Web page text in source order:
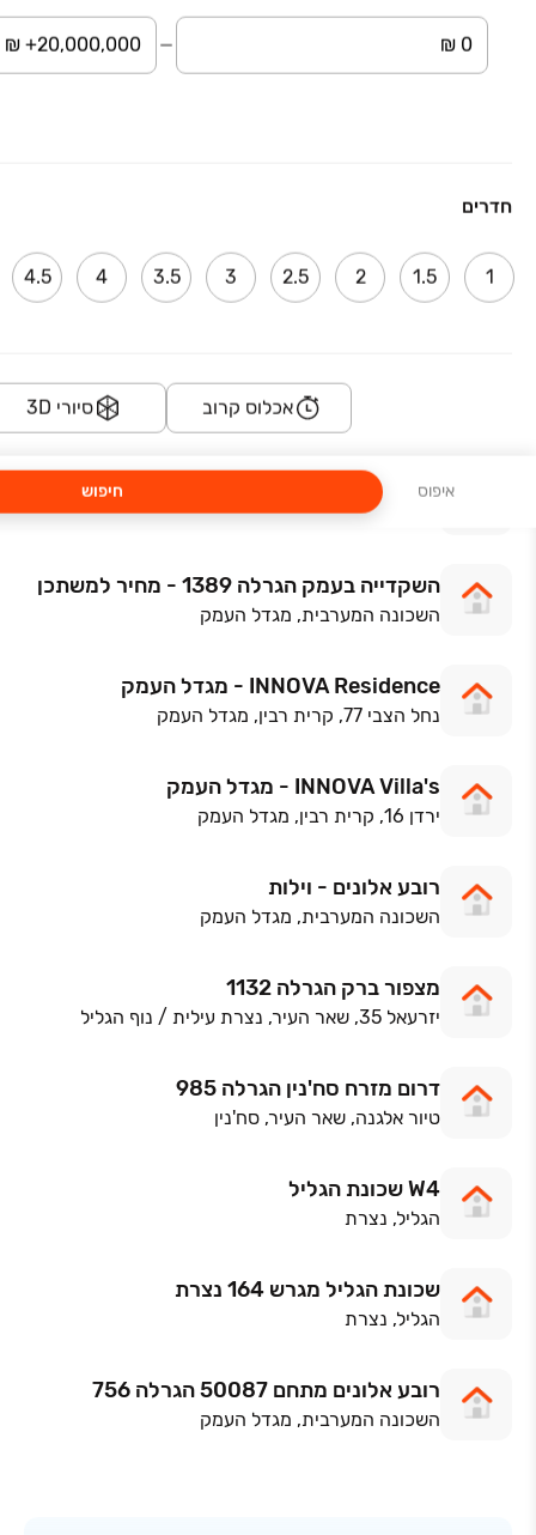
חדרים
1
1.5
2
2.5
3
3.5
4
4.5
אכלוס קרוב סיורי 3D
איפוס חיפוש
דונה בחריש 2 - שכונת הפרחים
לוטם 7, הפרחים, חריש
TOP גליל
הצלף, הר יונה ב', נוף הגליל
2-4 חדרים • קרקע
פרויקטים נוספים ב "אזור נצרת - שפרעם והסביבה"
בית א זאעתר הגרלה 974
אבן רושד 1, עראבה, עראבה
השקדייה בעמק הגרלה 1389 - מחיר למשתכן
השכונה המערבית, מגדל העמק
INNOVA Residence - מגדל העמק
נחל הצבי 77, קרית רבין, מגדל העמק
INNOVA Villa's - מגדל העמק
ירדן 16, קרית רבין, מגדל העמק
רובע אלונים - וילות
השכונה המערבית, מגדל העמק
מצפור ברק הגרלה 1132
יזרעאל 35, שאר העיר, נצרת עילית / נוף הגליל
דרום מזרח סח'נין הגרלה 985
טיור אלגנה, שאר העיר, סח'נין
W4 שכונת הגליל
הגליל, נצרת
שכונת הגליל מגרש 164 נצרת
הגליל, נצרת
רובע אלונים מתחם 50087 הגרלה 756
השכונה המערבית, מגדל העמק